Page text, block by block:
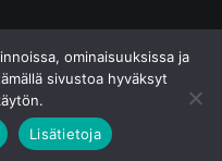
ominaisuuksissa ja
sivustoa hyväksyt
Lisätietoja